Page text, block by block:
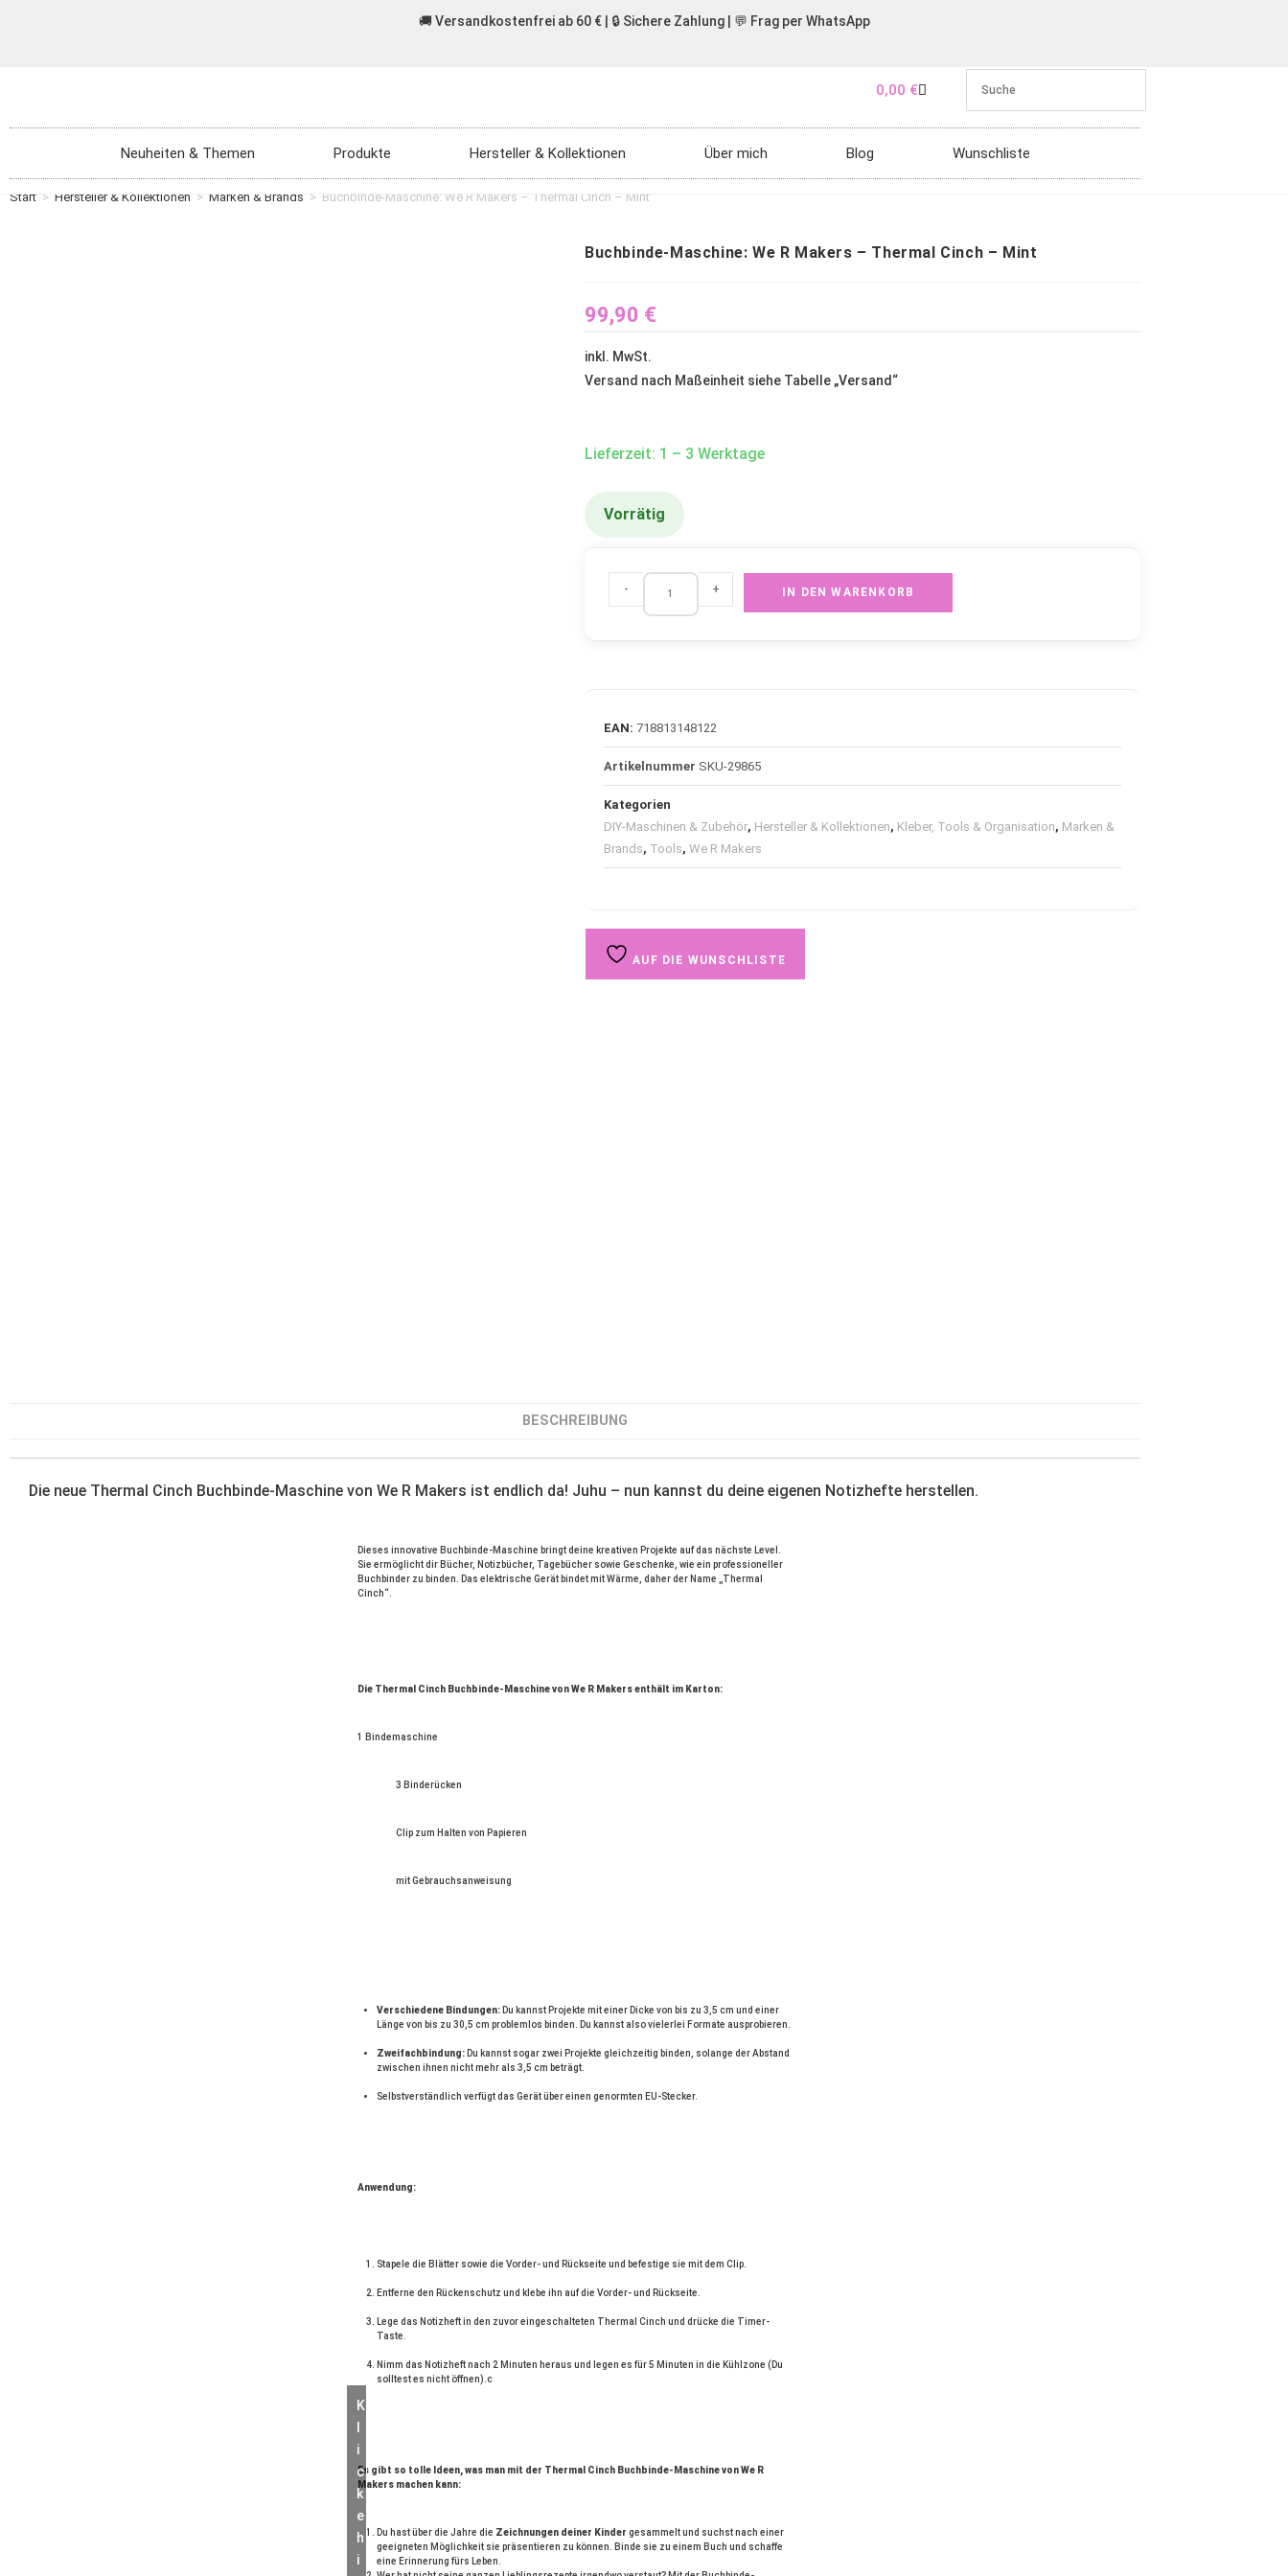
🚚 Versandkostenfrei ab 60 € | 🔒 Sichere Zahlung | 💬 Frag per WhatsApp
0,00 €
Neuheiten & Themen Produkte Hersteller & Kollektionen Über mich Blog Wunschliste
Start > Hersteller & Kollektionen > Marken & Brands > Buchbinde-Maschine: We R Makers – Thermal Cinch – Mint
Buchbinde-Maschine: We R Makers – Thermal Cinch – Mint
99,90 €
inkl. MwSt.
Versand nach Maßeinheit siehe Tabelle „Versand “
Lieferzeit: 1 – 3 Werktage
Vorrätig
- + IN DEN WARENKORB
EAN: 718813148122
Artikelnummer SKU-29865
Kategorien
DIY-Maschinen & Zubehör, Hersteller & Kollektionen, Kleber, Tools & Organisation, Marken &
Brands, Tools, We R Makers
AUF DIE WUNSCHLISTE
BESCHREIBUNG
Die neue Thermal Cinch Buchbinde-Maschine von We R Makers ist endlich da! Juhu – nun kannst du deine eigenen Notizhefte herstellen.
Dieses innovative Buchbinde-Maschine bringt deine kreativen Projekte auf das nächste Level.
Sie ermöglicht dir Bücher, Notizbücher, Tagebücher sowie Geschenke, wie ein professioneller
Buchbinder zu binden. Das elektrische Gerät bindet mit Wärme, daher der Name „Thermal
Cinch“.
Die Thermal Cinch Buchbinde-Maschine von We R Makers enthält im Karton:
1 Bindemaschine
3 Binderücken
Clip zum Halten von Papieren
mit Gebrauchsanweisung
Verschiedene Bindungen: Du kannst Projekte mit einer Dicke von bis zu 3,5 cm und einer
Länge von bis zu 30,5 cm problemlos binden. Du kannst also vielerlei Formate ausprobieren.
Zweifachbindung: Du kannst sogar zwei Projekte gleichzeitig binden, solange der Abstand
zwischen ihnen nicht mehr als 3,5 cm beträgt.
Selbstverständlich verfügt das Gerät über einen genormten EU-Stecker.
Anwendung:
Stapele die Blätter sowie die Vorder- und Rückseite und befestige sie mit dem Clip.
Entferne den Rückenschutz und klebe ihn auf die Vorder- und Rückseite.
Lege das Notizheft in den zuvor eingeschalteten Thermal Cinch und drücke die Timer-
Taste.
Nimm das Notizheft nach 2 Minuten heraus und legen es für 5 Minuten in die Kühlzone (Du
solltest es nicht öffnen).c
Es gibt so tolle Ideen, was man mit der Thermal Cinch Buchbinde-Maschine von We R
Makers machen kann:
Du hast über die Jahre die Zeichnungen deiner Kinder gesammelt und suchst nach einer
geeigneten Möglichkeit sie präsentieren zu können. Binde sie zu einem Buch und schaffe
eine Erinnerung fürs Leben.
K
i
c
k
e
h
i